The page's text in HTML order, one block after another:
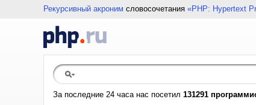
Рекурсивный акроним словосочетания «PHP: Hypertext
За последние 24 часа нас посетил 131291